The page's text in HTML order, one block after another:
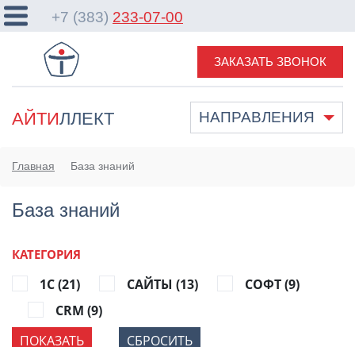
НАПРАВЛЕНИЯ
АЙТИЛЛЕКТ
+7 (383) 233-07-00
ЗАКАЗАТЬ ЗВОНОК
Главная База знаний
База знаний
КАТЕГОРИЯ
1С (21) САЙТЫ (13) СОФТ (9)
CRM (9)